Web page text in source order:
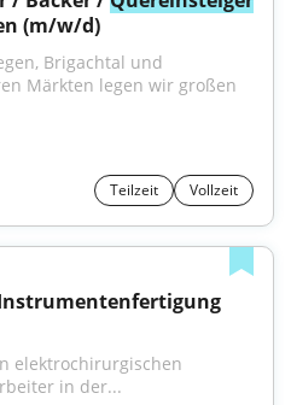
(m/w/d)
Brigachtal und
Märkten legen wir großen
Teilzeit Vollzeit
elektrochirurgischen
in der...